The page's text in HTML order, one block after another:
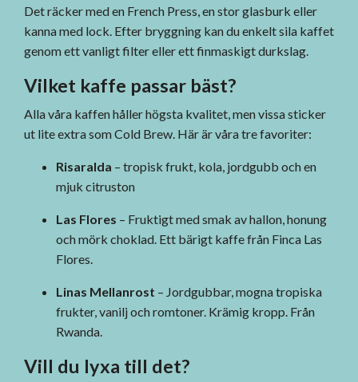
Det räcker med en French Press, en stor glasburk eller
kanna med lock. Efter bryggning kan du enkelt sila kaffet
genom ett vanligt filter eller ett finmaskigt durkslag.
Vilket kaffe passar bäst?
Alla våra kaffen håller högsta kvalitet, men vissa sticker
ut lite extra som Cold Brew. Här är våra tre favoriter:
Risaralda – tropisk frukt, kola, jordgubb och en
mjuk citruston
Las Flores – Fruktigt med smak av hallon, honung
och mörk choklad. Ett bärigt kaffe från Finca Las
Flores.
Linas Mellanrost – Jordgubbar, mogna tropiska
frukter, vanilj och romtoner. Krämig kropp. Från
Rwanda.
Vill du lyxa till det?